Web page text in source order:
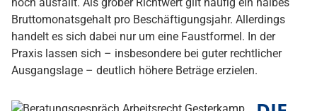
Bruttomonatsgehalt pro Beschäftigungsjahr. Allerdings
handelt es sich dabei nur um eine Faustformel. In der
Praxis lassen sich – insbesondere bei guter rechtlicher
Ausgangslage – deutlich höhere Beträge erzielen.